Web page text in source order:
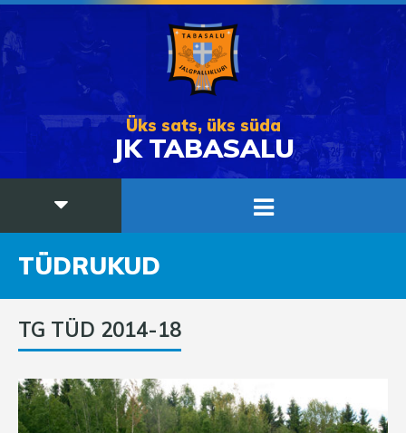
Üks sats, üks süda
JK TABASALU
TÜDRUKUD
TG TÜD 2014-18